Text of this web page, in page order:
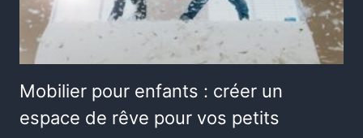
Mobilier pour enfants : créer un
espace de rêve pour vos petits